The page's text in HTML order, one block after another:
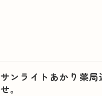
サンライトあかり薬局
せ。